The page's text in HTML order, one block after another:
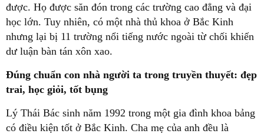
được. Họ được săn đón trong các trường cao đẳng và đại
học lớn. Tuy nhiên, có một nhà thủ khoa ở Bắc Kinh
nhưng lại bị 11 trường nổi tiếng nước ngoài từ chối khiến
dư luận bàn tán xôn xao.
Đúng chuẩn con nhà người ta trong truyền thuyết: đẹp
trai, học giỏi, tốt bụng
Lý Thái Bác sinh năm 1992 trong một gia đình khoa bảng
có điều kiện tốt ở Bắc Kinh. Cha mẹ của anh đều là